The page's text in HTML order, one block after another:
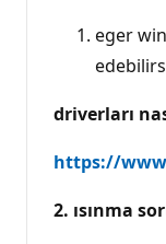
eger
driverları
https://
2. ısınma